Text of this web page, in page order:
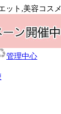
ト,美容コス
管理中心